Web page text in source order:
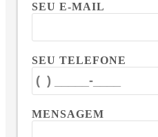
SEU E-MAIL
SEU TELEFONE
MENSAGEM